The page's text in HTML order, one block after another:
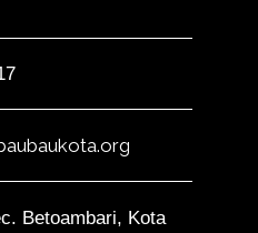
Betoambari, Kota